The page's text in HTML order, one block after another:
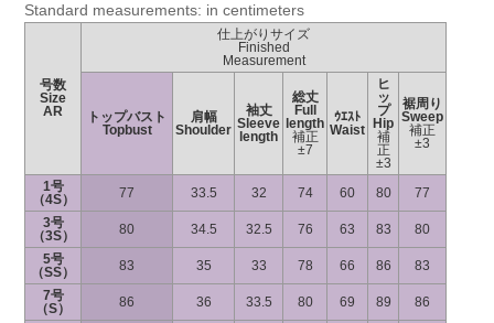
Standard measurements: in centimeters
号数
Size
AR
仕上がりサイズ
Finished
Measurement
トップバスト
Topbust
肩幅
Shoulder
袖丈
Sleeve
length
総丈
Full
length
補正
±7
ｳｴｽﾄ
Waist
ヒ
ッ
プ
Hip
補
正
±3
裾周り
Sweep
補正
±3
1号
（4S）
77 33.5 32 74 60 80
77
3号
（3S）
80 34.5 32.5 76 63 83
80
5号
（SS）
83 35 33 78 66 86
83
7号
（S）
86 36 33.5 80 69 89
86